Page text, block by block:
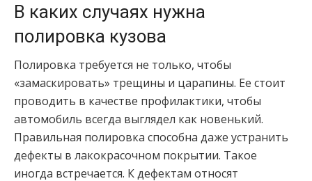
В каких случаях нужна
полировка кузова
Полировка требуется не только, чтобы
«замаскировать» трещины и царапины. Ее стоит
проводить в качестве профилактики, чтобы
автомобиль всегда выглядел как новенький.
Правильная полировка способна даже устранить
дефекты в лакокрасочном покрытии. Такое
иногда встречается. К дефектам относят